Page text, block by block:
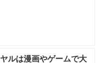
ルは漫画やゲームで大